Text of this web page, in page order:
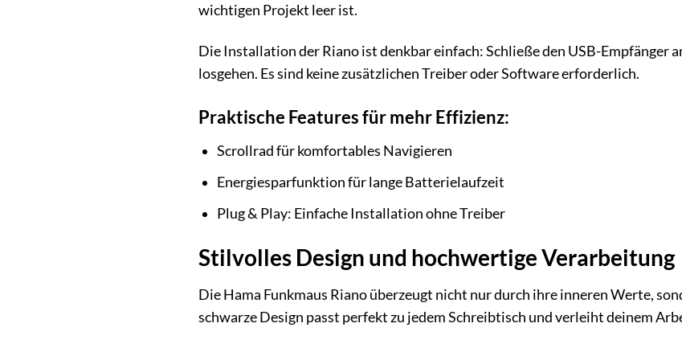
wichtigen Projekt leer ist.
Die Installation der Riano ist denkbar einfach: Schließe den USB-Empfänger
losgehen. Es sind keine zusätzlichen Treiber oder Software erforderlich.
Praktische Features für mehr Effizienz:
Scrollrad für komfortables Navigieren
Energiesparfunktion für lange Batterielaufzeit
Plug & Play: Einfache Installation ohne Treiber
Stilvolles Design und hochwertige Verarbeitung
Die Hama Funkmaus Riano überzeugt nicht nur durch ihre inneren Werte,
schwarze Design passt perfekt zu jedem Schreibtisch und verleiht deinem